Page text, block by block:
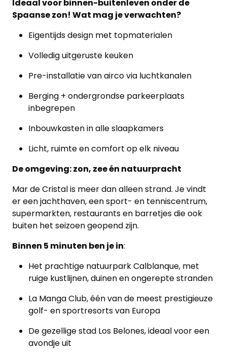
Ideaal voor binnen-buitenleven onder de
Spaanse zon! Wat mag je verwachten?
Eigentijds design met topmaterialen
Volledig uitgeruste keuken
Pre-installatie van airco via luchtkanalen
Berging + ondergrondse parkeerplaats
inbegrepen
Inbouwkasten in alle slaapkamers
Licht, ruimte en comfort op elk niveau
De omgeving: zon, zee én natuurpracht
Mar de Cristal is meer dan alleen strand. Je vindt
er een jachthaven, een sport- en tenniscentrum,
supermarkten, restaurants en barretjes die ook
buiten het seizoen geopend zijn.
Binnen 5 minuten ben je in:
Het prachtige natuurpark Calblanque, met
ruige kustlijnen, duinen en ongerepte stranden
La Manga Club, één van de meest prestigieuze
golf- en sportresorts van Europa
De gezellige stad Los Belones, ideaal voor een
avondje uit